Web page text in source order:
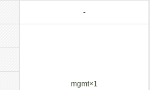
-
mgmt×1